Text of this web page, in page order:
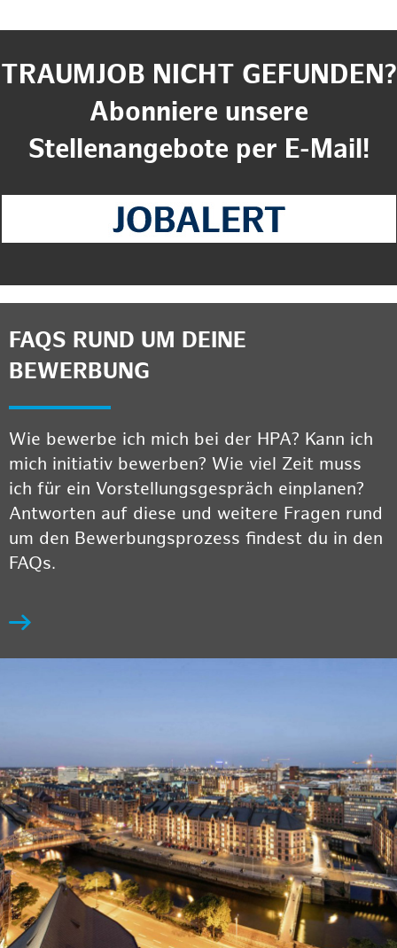
TRAUMJOB NICHT GEFUNDEN?
Abonniere unsere
Stellenangebote per E-Mail!
FAQS RUND UM DEINE
BEWERBUNG
Wie bewerbe ich mich bei der HPA? Kann ich
mich initiativ bewerben? Wie viel Zeit muss
ich für ein Vorstellungsgespräch einplanen?
Antworten auf diese und weitere Fragen rund
um den Bewerbungsprozess findest du in den
FAQs.